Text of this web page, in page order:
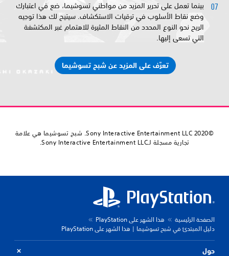
بينما تعمل على تحرير المزيد من مواطني تسوشيما، ضع في اعتبارك
وضع نقاط الأسلوب في ترقيات الاستكشاف. سيتيح لك هذا توجيه
الريح نحو النوع المحدد من النقاط المثيرة للاهتمام غبر المكتشفة
التي تسعى إليها.
تعرَّف على المزيد عن شبح تسوشيما
©2020 Sony Interactive Entertainment LLC. شبح تسوشيما هي علامة
تجارية مسجلة لـSony Interactive Entertainment LLC.
الصفحة الرئيسية
هذا الشهر على PlayStation
دليل المبتدئ في شبح تسوشيما | هذا الشهر على PlayStation
حول